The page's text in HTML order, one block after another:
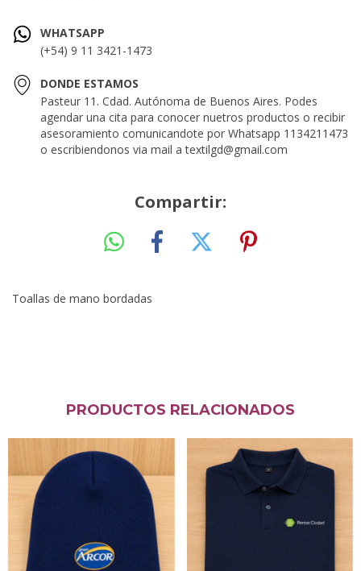
WHATSAPP
(+54) 9 11 3421-1473
DONDE ESTAMOS
Pasteur 11. Cdad. Autónoma de Buenos Aires. Podes
agendar una cita para conocer nuetros productos o recibir
asesoramiento comunicandote por Whatsapp 1134211473
o escribiendonos via mail atextilgd@gmail.com
Compartir:
Toallas de mano bordadas
PRODUCTOS RELACIONADOS